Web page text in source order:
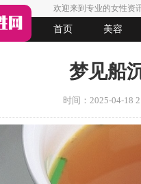
欢迎来到专业的女性资
首页 美容
梦见船
时间：2025-04-18